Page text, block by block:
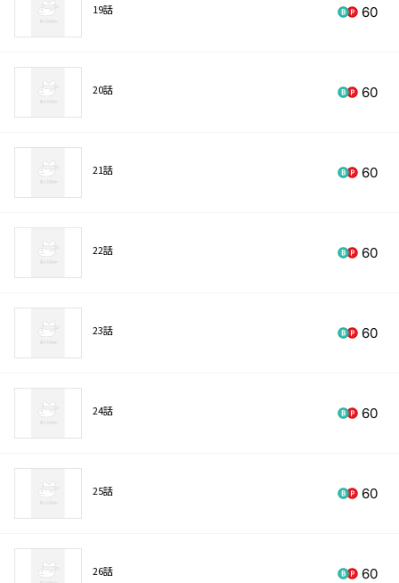
19話 60
20話 60
21話 60
22話 60
23話 60
24話 60
25話 60
26話 60